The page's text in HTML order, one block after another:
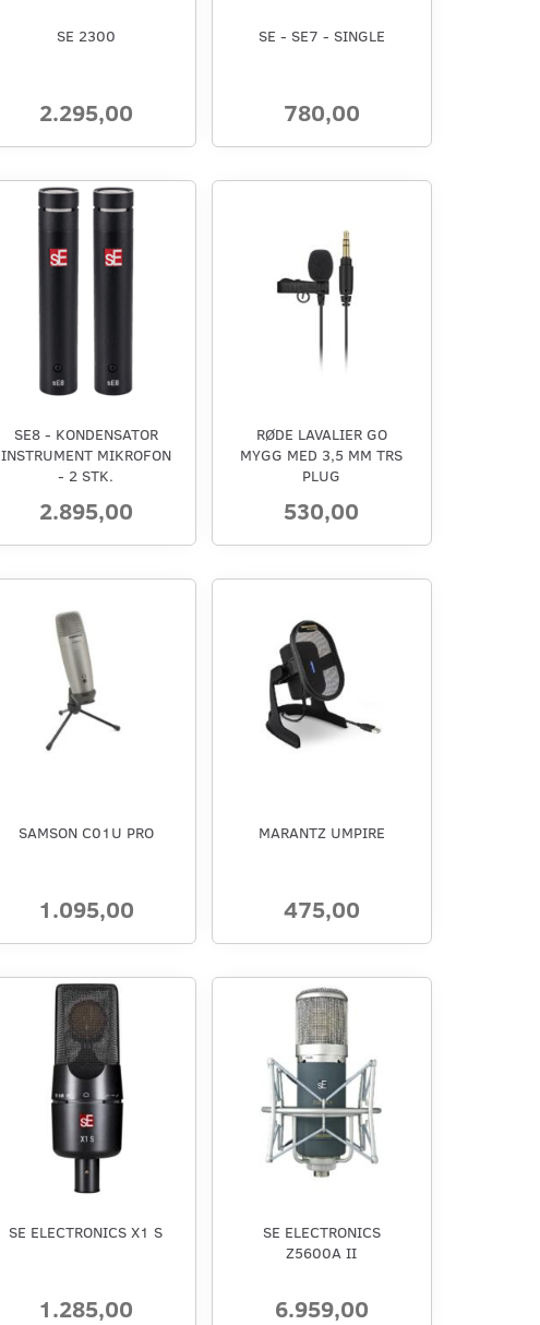
SE 2300
2.295,00
SE - SE7 - SINGLE
780,00
SE8 - KONDENSATOR
INSTRUMENT MIKROFON
- 2 STK.
2.895,00
RØDE LAVALIER GO
MYGG MED 3,5 MM TRS
PLUG
530,00
SAMSON C01U PRO
1.095,00
MARANTZ UMPIRE
475,00
SE ELECTRONICS X1 S
1.285,00
SE ELECTRONICS
Z5600A II
6.959,00